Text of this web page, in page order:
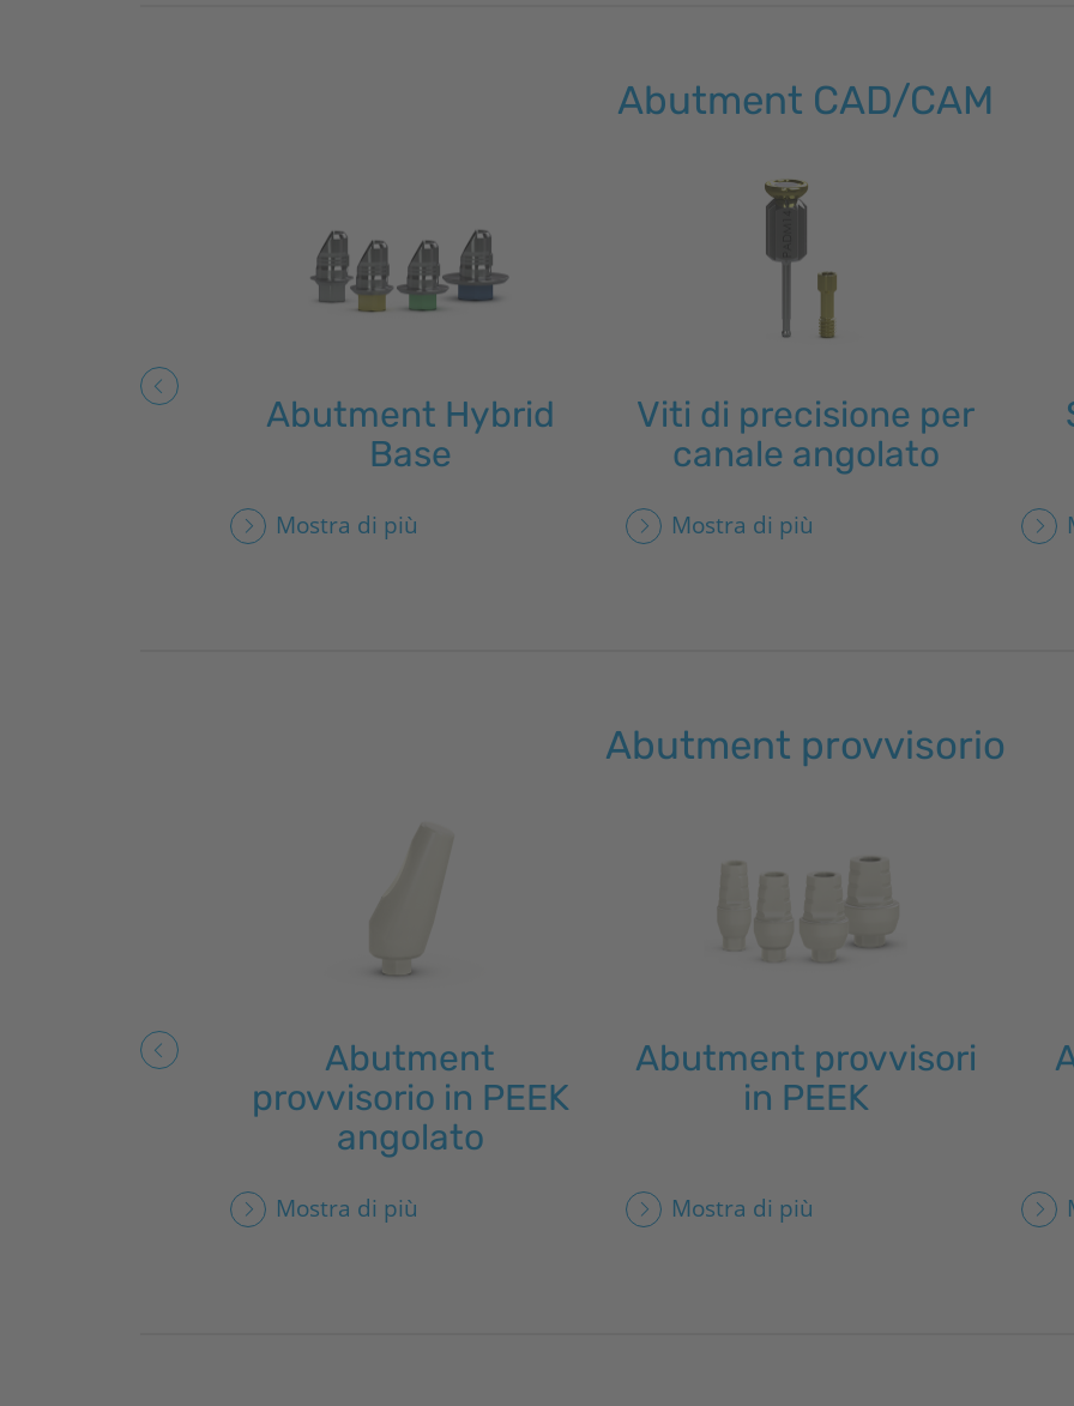
Abutment CAD/CAM
Abutment Hybrid
Base
Mostra di più
Viti di precisione per
canale angolato
Mostra di più
Abutment provvisorio
Abutment
provvisorio in PEEK
angolato
Mostra di più
Abutment provvisori
in PEEK
Mostra di più